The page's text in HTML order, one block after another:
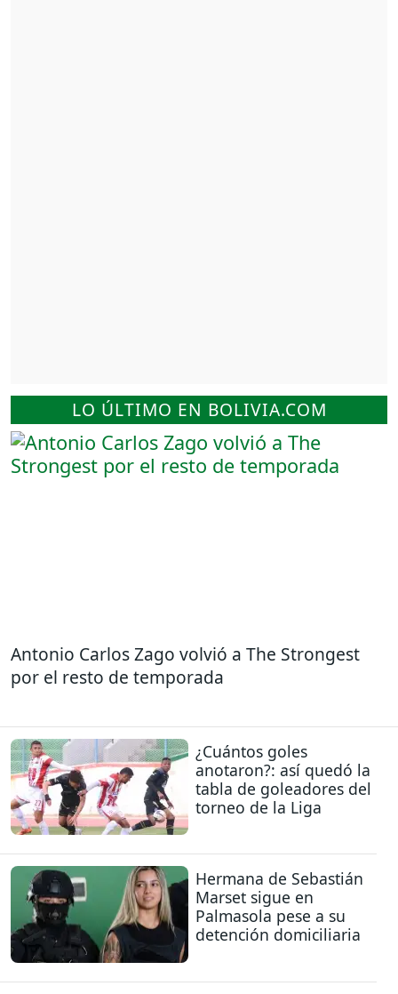
LO ÚLTIMO EN BOLIVIA.COM
Antonio Carlos Zago volvió a The Strongest
por el resto de temporada
¿Cuántos goles
anotaron?: así quedó la
tabla de goleadores del
torneo de la Liga
Hermana de Sebastián
Marset sigue en
Palmasola pese a su
detención domiciliaria